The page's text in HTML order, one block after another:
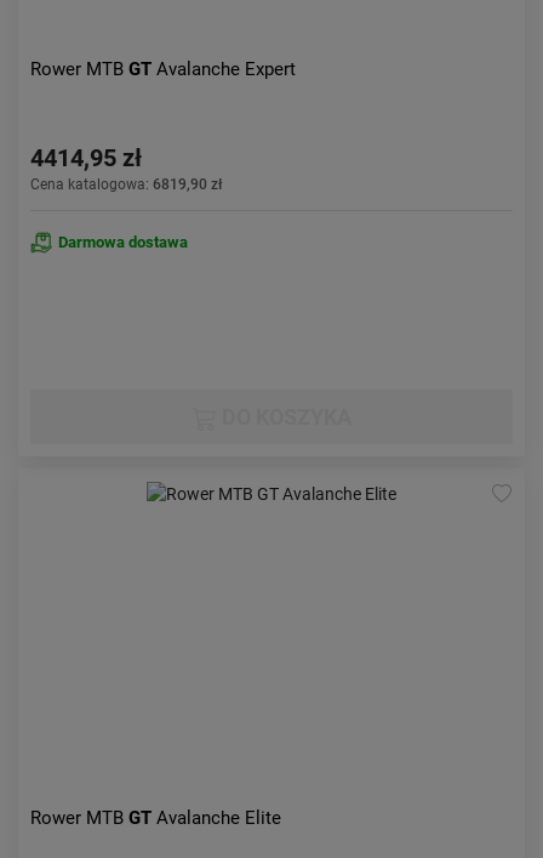
Rower MTB GT Avalanche Expert
4414,95 zł
Cena katalogowa: 6819,90 zł
Darmowa dostawa
Rower MTB GT Avalanche Elite